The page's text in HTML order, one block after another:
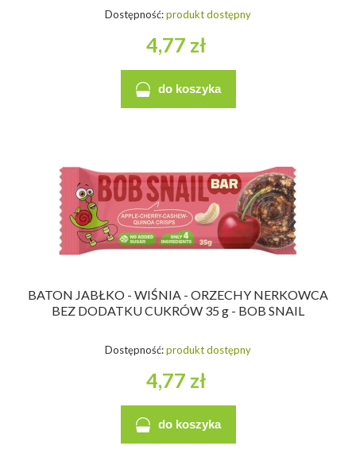
Dostępność:produkt dostępny
4,77 zł
do koszyka
BATON JABŁKO - WIŚNIA - ORZECHY NERKOWCA
BEZ DODATKU CUKRÓW 35 g - BOB SNAIL
Dostępność:produkt dostępny
4,77 zł
do koszyka